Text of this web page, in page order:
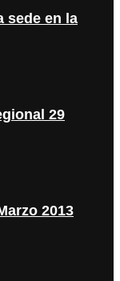
sede en la
29
2013